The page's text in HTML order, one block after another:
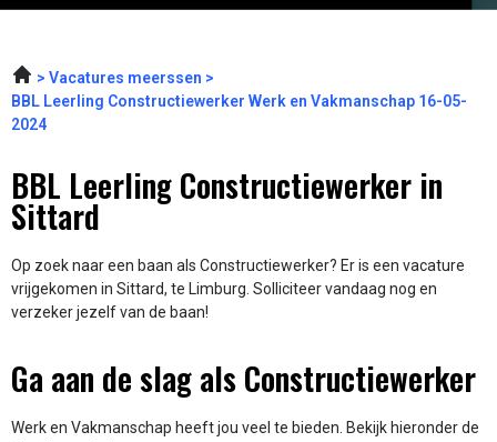
Vacatures meerssen
BBL Leerling Constructiewerker Werk en Vakmanschap 16-05-
2024
BBL Leerling Constructiewerker in
Sittard
Op zoek naar een baan als Constructiewerker? Er is een vacature
vrijgekomen in Sittard, te Limburg. Solliciteer vandaag nog en
verzeker jezelf van de baan!
Ga aan de slag als Constructiewerker
Werk en Vakmanschap heeft jou veel te bieden. Bekijk hieronder de